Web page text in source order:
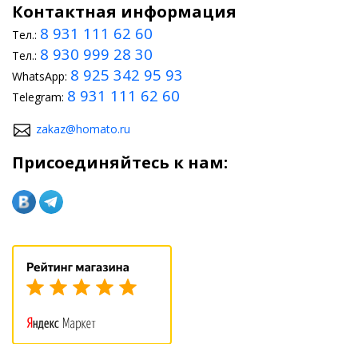
Контактная информация
Тел.: 8 931 111 62 60
Тел.: 8 930 999 28 30
WhatsApp: 8 925 342 95 93
Telegram: 8 931 111 62 60
zakaz@homato.ru
Присоединяйтесь к нам: